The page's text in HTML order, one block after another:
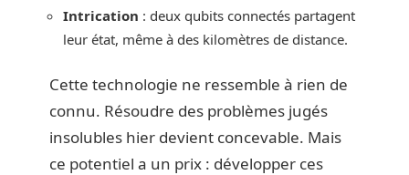
Intrication : deux qubits connectés partagent
leur état, même à des kilomètres de distance.
Cette technologie ne ressemble à rien de
connu. Résoudre des problèmes jugés
insolubles hier devient concevable. Mais
ce potentiel a un prix : développer ces